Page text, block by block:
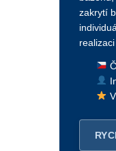
zakrytí